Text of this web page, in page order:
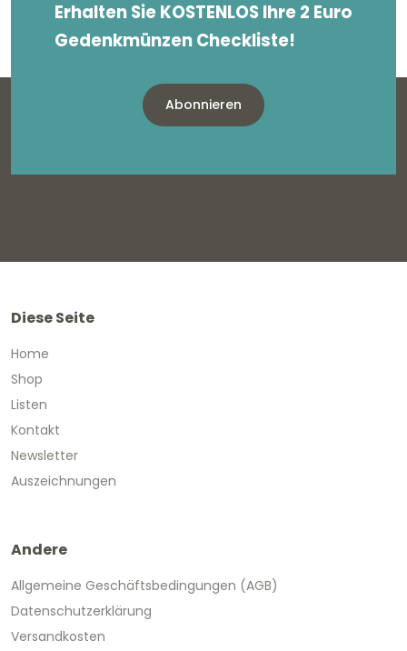
Erhalten Sie KOSTENLOS Ihre 2 Euro
Gedenkmünzen Checkliste!
Abonnieren
Diese Seite
Home
Shop
Listen
Kontakt
Newsletter
Auszeichnungen
Andere
Allgemeine Geschäftsbedingungen (AGB)
Datenschutzerklärung
Versandkosten